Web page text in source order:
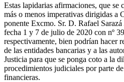
Estas lapidarias afirmaciones, que se
más o menos imperativas dirigidas a
ponente Excmo. Sr. D. Rafael Sarazá
fecha 1 y 7 de julio de 2020 con nº
respectivamente, bien podrían hacer
de las entidades bancarias y a las
Justicia para que se ponga coto a la
procedimientos judiciales por parte
financieras.